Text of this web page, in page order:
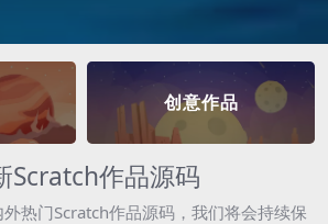
创意作品
Scratch作品源码
热门Scratch作品源码，我们将会持续保